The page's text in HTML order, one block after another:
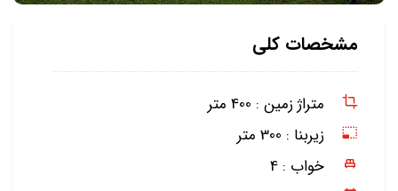
مشخصات کلی
متراژ زمین : 400 متر
زیربنا : 300 متر
خواب : 4